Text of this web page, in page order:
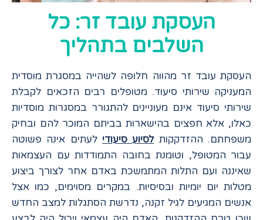
העסקת עובד זר: כל
השלבים בתהליך
העסקת עובד זר מהווה חלופה לשהייה במסגרת מוסדית
המעניקה שירותי סיעוד. מטופלים רבים הזכאים לקבלת
שירותי סיעוד אינם מעוניינים להתגורר במסגרות מוסדיות
כאלו, אלא חפצים בהישארות בביתם המוכר להם ובחיק
משפחתם. ההזדקקותלסיוע סיעודי לעתים אינה פשוטה
עבור המטופל, וטומנת בחובה התמודדות עם העצמאות
שאיננה ועם התלות המתמשכת באדם אחר לצורך ביצוע
מטלות יום יומיות ובסיסיות. במקרים מסוימים, כמו אצל
אנשים המגיעים לגיל זקנה, נדרשת הסתגלות למצב החדש